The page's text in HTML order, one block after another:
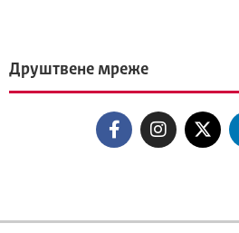
Друштвене мреже